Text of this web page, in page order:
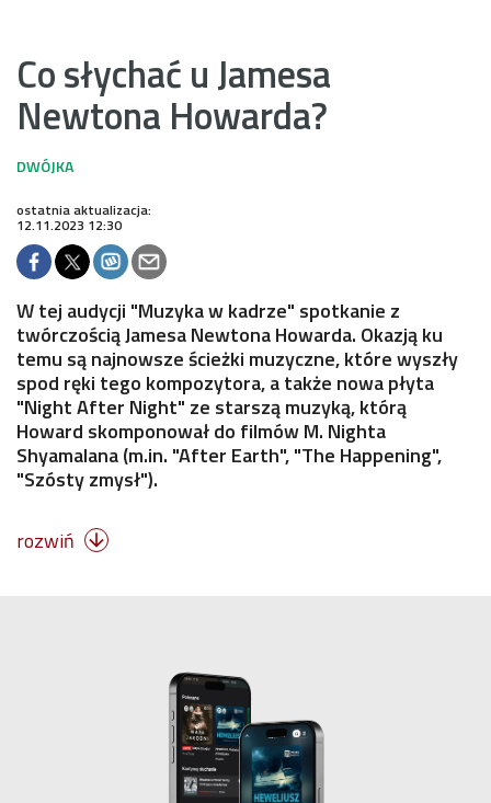
Co słychać u Jamesa
Newtona Howarda?
ostatnia aktualizacja:
12.11.2023 12:30
W tej audycji "Muzyka w kadrze" spotkanie z
twórczością Jamesa Newtona Howarda. Okazją ku
temu są najnowsze ścieżki muzyczne, które wyszły
spod ręki tego kompozytora, a także nowa płyta
"Night After Night" ze starszą muzyką, którą
Howard skomponował do filmów M. Nighta
Shyamalana (m.in. "After Earth", "The Happening",
"Szósty zmysł").
rozwiń 